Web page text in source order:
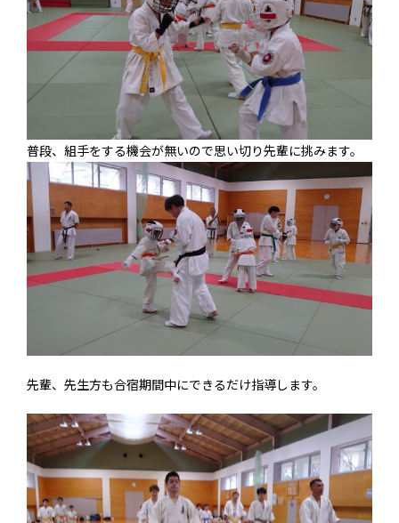
普段、組手をする機会が無いので思い切り先輩に挑みます。
先輩、先生方も合宿期間中にできるだけ指導します。